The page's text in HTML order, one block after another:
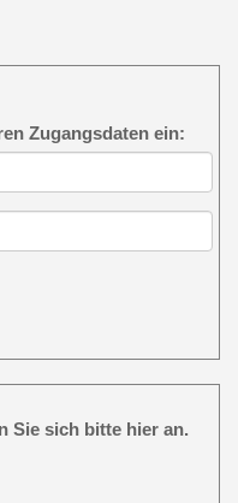
Zugangsdaten ein:
Sie sich bitte hier an.